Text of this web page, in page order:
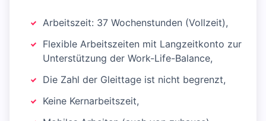
Arbeitszeit: 37 Wochenstunden (Vollzeit),
Flexible Arbeitszeiten mit Langzeitkonto zur
Unterstützung der Work-Life-Balance,
Die Zahl der Gleittage ist nicht begrenzt,
Keine Kernarbeitszeit,